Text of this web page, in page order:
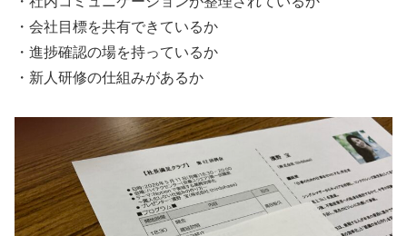
・会社目標を共有できているか
・進捗確認の場を持っているか
・新人研修の仕組みがあるか